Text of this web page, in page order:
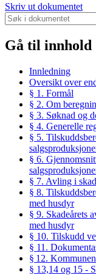
Skriv ut dokumentet
Gå til innhold
Innledning
Oversikt over
§ 1. Formål
§ 2. Om
§ 3. Søknad og
§ 4. Generelle
§ 5.
§ 6.
§ 7. Avling i
§ 8.
med husdyr
§ 9. Skadeårets
med husdyr
§ 10. Tilskudd
§ 11.
§ 12.
§ 13,14 og 15 -